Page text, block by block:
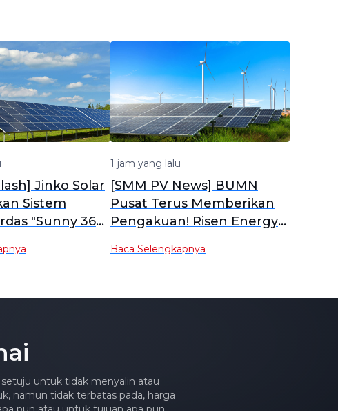
Jinko Solar
Sistem
"Sunny 365":
Manufaktur
1 jam yang lalu
[SMM PV News] BUMN
Pusat Terus Memberikan
Pengakuan! Risen Energy
Proyek Datang Yuguang
Baca Selengkapnya
untuk tidak menyalin atau
namun tidak terbatas pada, harga